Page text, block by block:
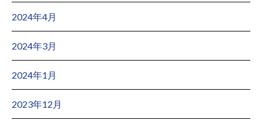
2024年4月
2024年3月
2024年1月
2023年12月